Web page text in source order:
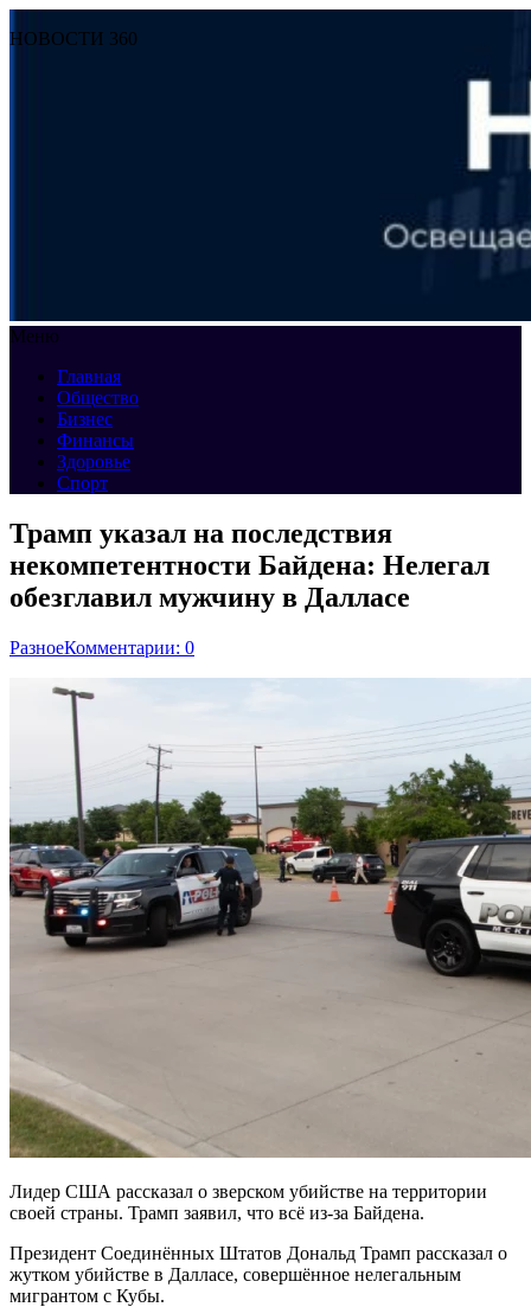
НОВОСТИ 360
Меню
Главная
Общество
Бизнес
Финансы
Здоровье
Спорт
Трамп указал на последствия
некомпетентности Байдена: Нелегал
обезглавил мужчину в Далласе
РазноеКомментарии: 0
Лидер США рассказал о зверском убийстве на территории
своей страны. Трамп заявил, что всё из-за Байдена.
Президент Соединённых Штатов Дональд Трамп рассказал о
жутком убийстве в Далласе, совершённое нелегальным
мигрантом с Кубы.